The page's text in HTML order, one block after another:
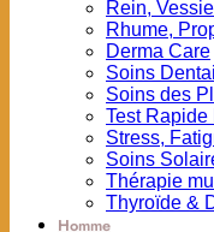
Rein,
Rhume,
Derma Care
Soins
Soins des
Test Rapide
Stress,
Soins
Thérapie
Thyroïde &
Homme